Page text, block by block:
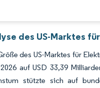
des US-Marktes
des US-Marktes für
auf USD 33,39
stützte sich auf